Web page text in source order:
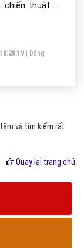
thuật đá
Đăng
và tìm kiếm rất
Quay lại trang chủ